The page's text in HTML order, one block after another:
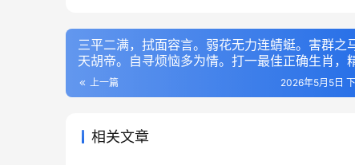
三平二满，拭面容言。弱花无力连蜻蜓。害群之
天胡帝。自寻烦恼多为情。打一最佳正确生肖，
析落实
上一篇 2026年5月5日
相关文章